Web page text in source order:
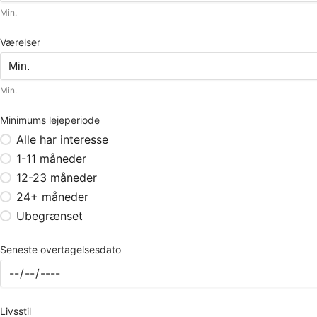
Min.
Værelser
Min.
Minimums lejeperiode
Alle har interesse
1-11 måneder
12-23 måneder
24+ måneder
Ubegrænset
Seneste overtagelsesdato
Livsstil